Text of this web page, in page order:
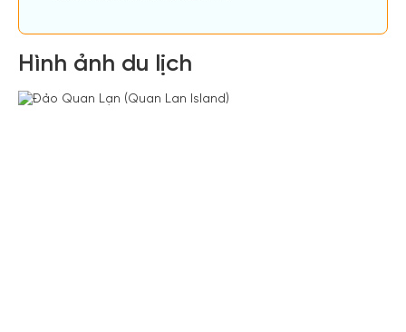
Hình ảnh du lịch